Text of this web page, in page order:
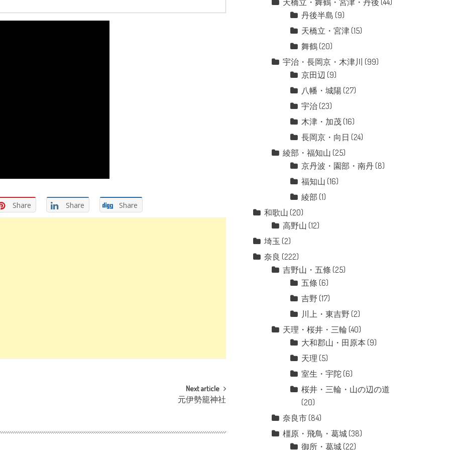
Share Share Share
Next article
元伊勢籠神社
天橋立・舞鶴・宮津・丹後 (44)
丹後半島 (9)
天橋立・宮津 (15)
舞鶴 (20)
宇治・長岡京・木津川 (99)
京田辺 (9)
八幡・城陽 (27)
宇治 (23)
木津・加茂 (16)
長岡京・向日 (24)
綾部・福知山 (25)
京丹波・園部・南丹 (8)
福知山 (16)
綾部 (1)
和歌山 (20)
高野山 (12)
埼玉 (2)
奈良 (222)
吉野山・五條 (25)
五條 (6)
吉野 (17)
川上・東吉野 (2)
天理・桜井・三輪 (40)
大和郡山・田原本 (9)
天理 (5)
室生・宇陀 (6)
桜井・三輪・山の辺の道
(20)
奈良市 (84)
橿原・飛鳥・葛城 (38)
御所・葛城 (22)